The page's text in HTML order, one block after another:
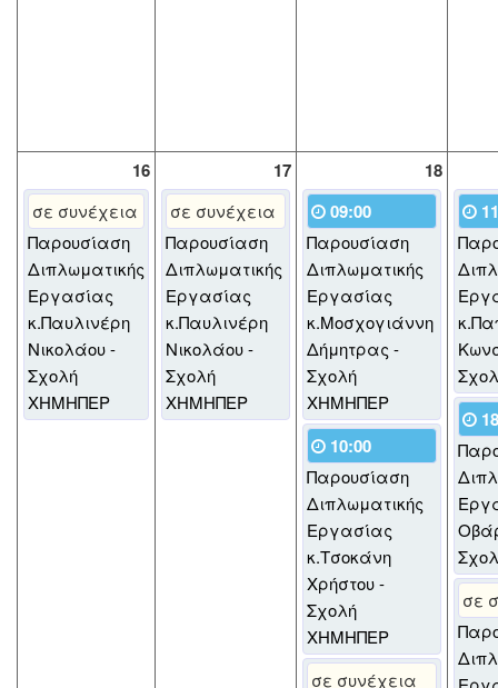
16 17 18
σε συνέχεια
Παρουσίαση
Διπλωματικής
Εργασίας
κ.Παυλινέρη
Νικολάου -
Σχολή
ΧΗΜΗΠΕΡ
σε συνέχεια
Παρουσίαση
Διπλωματικής
Εργασίας
κ.Παυλινέρη
Νικολάου -
Σχολή
ΧΗΜΗΠΕΡ
09:00
Παρουσίαση
Διπλωματικής
Εργασίας
κ.Μοσχογιάννη
Δήμητρας -
Σχολή
ΧΗΜΗΠΕΡ
10:00
Παρουσίαση
Διπλωματικής
Εργασίας
κ.Τσοκάνη
Χρήστου -
Σχολή
ΧΗΜΗΠΕΡ
σε συνέχεια
σε